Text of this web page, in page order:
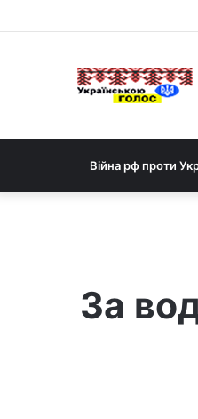
Війна рф проти
За